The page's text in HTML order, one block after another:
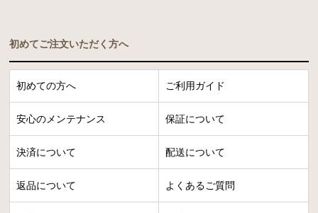
初めてご注文いただく方へ
初めての方へ ご利用ガイド
安心のメンテナンス 保証について
決済について 配送について
返品について よくあるご質問